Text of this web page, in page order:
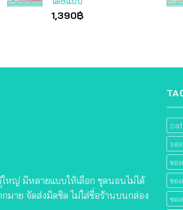
1,390฿
หญ่ มีหลายแบบให้เลือก ชุดนอนไม่ได้
มาย จัดส่งมิดชิด ไม่ใส่ชื่อร้านบนกล่อง
ขอ
ขอ
ขอ